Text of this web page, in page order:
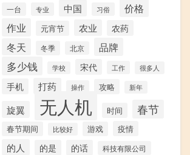
一台 专业 中国 习俗
价格
作业
元宵节 农业 农药
冬天 冬季 北京 品牌
多少钱 学校 宋代 工作 很多人
手机 打药 操作 攻略 新年
旋翼 无人机 时间 春节
春节期间 比较好 游戏 疫情
的人 的是 的话 科技有限公司